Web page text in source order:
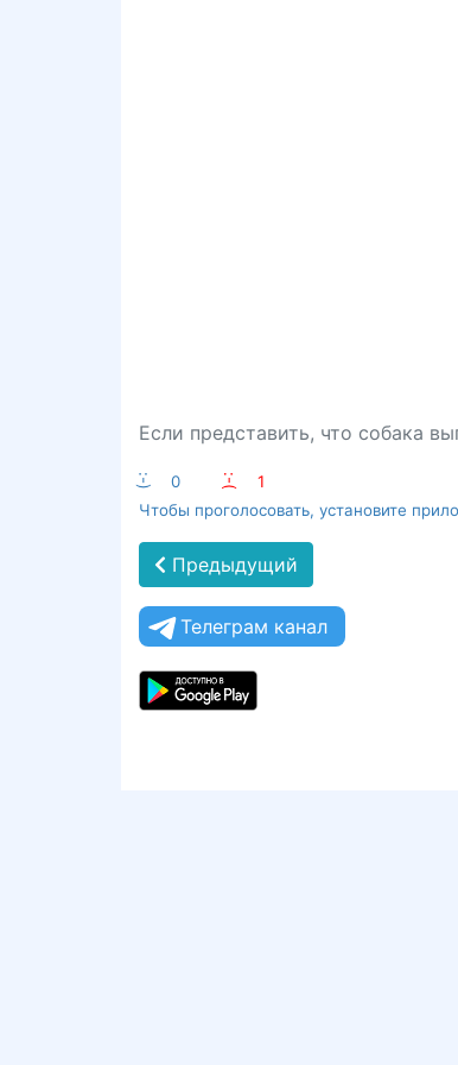
Если представить, что собака
:-) 0 :-(
1
Чтобы проголосовать, установите
Предыдущий
Телеграм канал